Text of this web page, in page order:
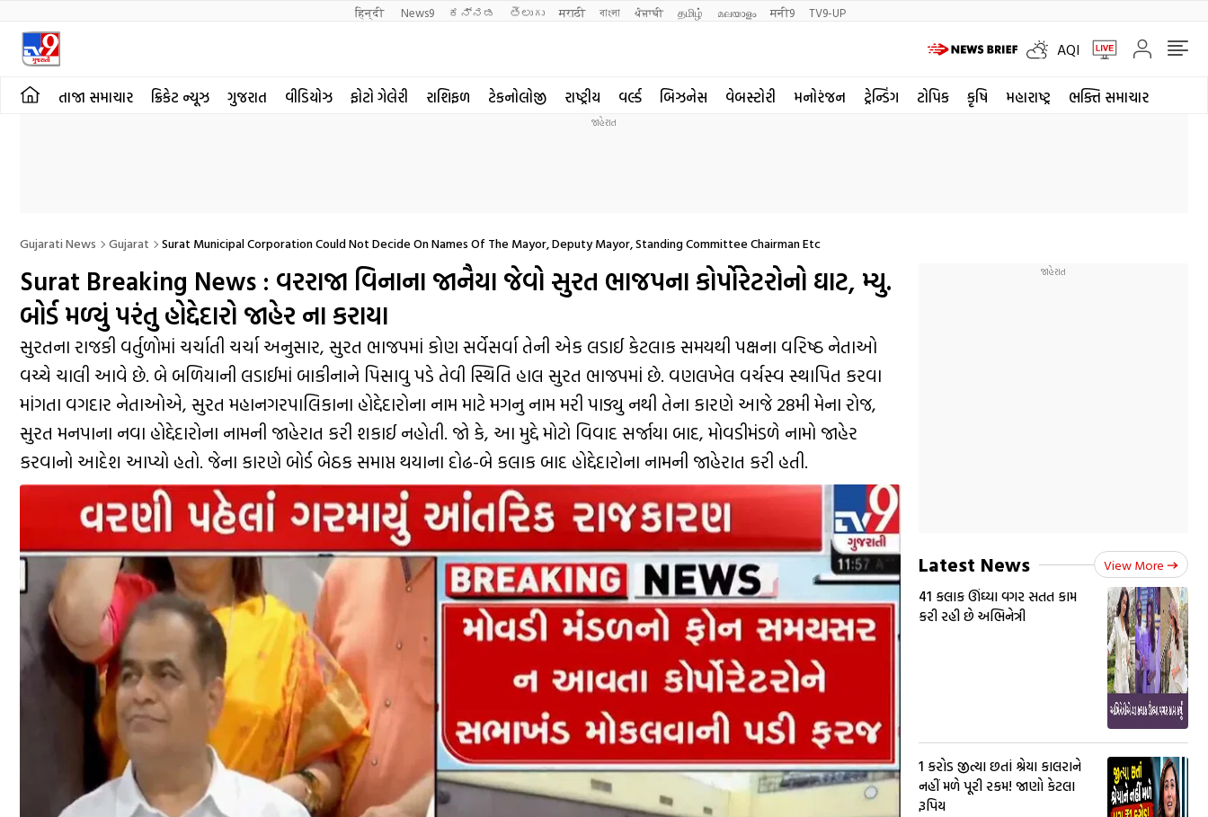
हिन्दी News9 ಕನ್ನಡ తెలుగు मराठी বাংলা ਪੰਜਾਬੀ தமிழ் മലയാളം मनी9 TV9-UP
AQI
તાજા સમાચાર ક્રિકેટ ન્યૂઝ ગુજરાત વીડિયોઝ ફોટો ગેલેરી રાશિફળ ટેકનોલોજી રાષ્ટ્રીય વર્લ્ડ બિઝનેસ વેબસ્ટોરી મનોરંજન ટ્રેન્ડિંગ ટોપિક કૃષિ મહારાષ્ટ્ર ભક્તિ સમાચાર
Gujarati News Gujarat Surat Municipal Corporation Could Not Decide On Names Of The Mayor, Deputy Mayor, Standing Committee Chairman Etc
Surat Breaking News : વરરાજા વિનાના જાનૈયા જેવો સુરત ભાજપના કોર્પોરેટરોનો ઘાટ, મ્યુ.
બોર્ડ મળ્યું પરંતુ હોદ્દેદારો જાહેર ના કરાયા
સુરતના રાજકી વર્તુળોમાં ચર્ચાતી ચર્ચા અનુસાર, સુરત ભાજપમાં કોણ સર્વેસર્વા તેની એક લડાઈ કેટલાક સમયથી પક્ષના વરિષ્ઠ નેતાઓ
વચ્ચે ચાલી આવે છે. બે બળિયાની લડાઈમાં બાકીનાને પિસાવુ પડે તેવી સ્થિતિ હાલ સુરત ભાજપમાં છે. વણલખેલ વર્ચસ્વ સ્થાપિત કરવા
માંગતા વગદાર નેતાઓએ, સુરત મહાનગરપાલિકાના હોદ્દેદારોના નામ માટે મગનુ નામ મરી પાડ્યુ નથી તેના કારણે આજે 28મી મેના રોજ,
સુરત મનપાના નવા હોદ્દેદારોના નામની જાહેરાત કરી શકાઈ નહોતી. જો કે, આ મુદ્દે મોટો વિવાદ સર્જાયા બાદ, મોવડીમંડળે નામો જાહેર
કરવાનો આદેશ આપ્યો હતો. જેના કારણે બોર્ડ બેઠક સમાપ્ત થયાના દોઢ-બે કલાક બાદ હોદ્દેદારોના નામની જાહેરાત કરી હતી.
Latest News View More
41 કલાક ઊંઘ્યા વગર સતત કામ
કરી રહી છે અભિનેત્રી
₹1 કરોડ જીત્યા છતાં શ્રેયા કાલરાને
નહીં મળે પૂરી રકમ! જાણો કેટલા
રૂપિય